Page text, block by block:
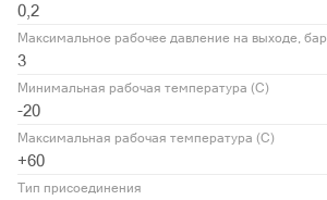
0,2
Максимальное рабочее давление на выходе, бар
3
Минимальная рабочая температура (С)
-20
Максимальная рабочая температура (С)
+60
Тип присоединения